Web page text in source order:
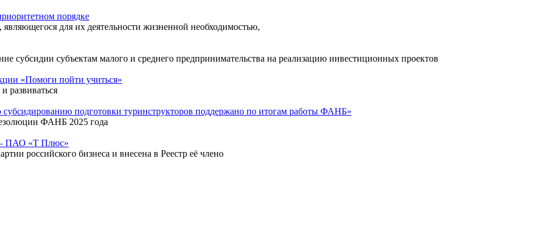
порядке
для их деятельности жизненной необходимостью,
субсидии субъектам малого и среднего предпринимательства на реализацию инвестиционных проектов
«Помоги пойти учиться»
развиваться
подготовки туринструкторов поддержано по итогам работы ФАНБ»
ФАНБ 2025 года
– ПАО «Т Плюс»
российского бизнеса и внесена в Реестр её члено